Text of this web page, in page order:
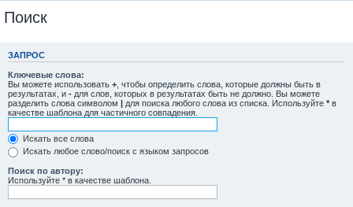
Поиск
ЗАПРОС
Ключевые слова:
Вы можете использовать + , чтобы определить слова, которые должны быть в
результатах, и - для слов, которых в результатах быть не должно. Вы можете
разделить слова символом | для поиска любого слова из списка. Используйте * в
качестве шаблона для частичного совпадения.
Искать все слова
Искать любое слово/поиск с языком запросов
Поиск по автору:
Используйте * в качестве шаблона.